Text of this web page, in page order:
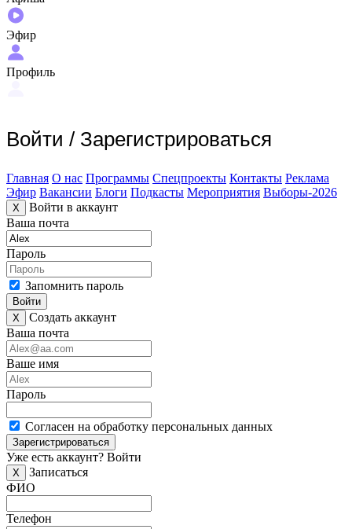
Эфир
Профиль
Войти / Зарегистрироваться
Главная О нас Программы Спецпроекты Контакты Реклама
Эфир Вакансии Блоги Подкасты Мероприятия Выборы-2026
X
Войти в аккаунт
Ваша почта
Пароль
Запомнить пароль
Войти
X
Создать аккаунт
Ваша почта
Ваше имя
Пароль
Согласен на обработку персональных данных
Зарегистрироваться
Уже есть аккаунт? Войти
X
Записаться
ФИО
Телефон